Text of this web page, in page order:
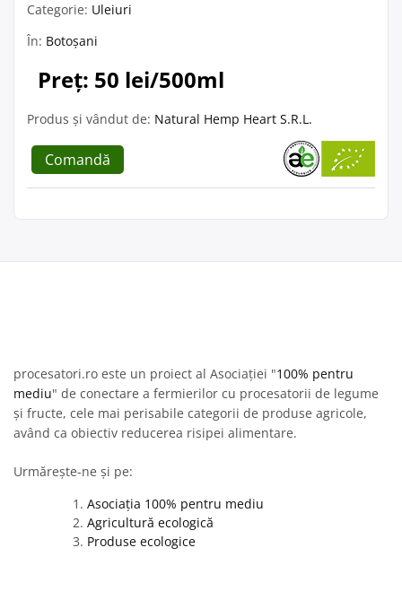
Categorie: Uleiuri
În: Botoșani
Preț: 50 lei/500ml
Produs și vândut de: Natural Hemp Heart S.R.L.
Comandă
procesatori.ro este un proiect al Asociației "100% pentru
mediu" de conectare a fermierilor cu procesatorii de legume
și fructe, cele mai perisabile categorii de produse agricole,
având ca obiectiv reducerea risipei alimentare.
Urmărește-ne și pe:
Asociația 100% pentru mediu
Agricultură ecologică
Produse ecologice